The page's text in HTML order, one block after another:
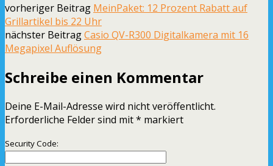
vorheriger Beitrag MeinPaket: 12 Prozent Rabatt auf
Grillartikel bis 22 Uhr
nächster BeitragCasio QV-R300 Digitalkamera mit 16
Megapixel Auflösung
Schreibe einen Kommentar
Deine E-Mail-Adresse wird nicht veröffentlicht.
Erforderliche Felder sind mit* markiert
Security Code: